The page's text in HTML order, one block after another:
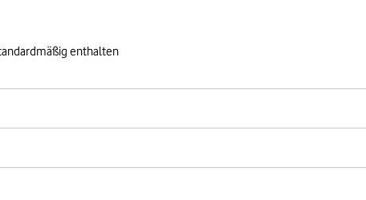
enthalten